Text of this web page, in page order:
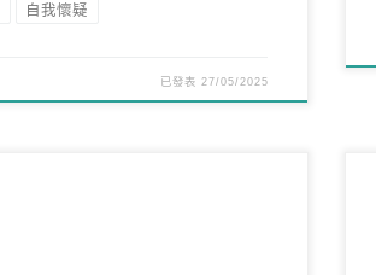
自我懷疑
已發表 27/05/2025